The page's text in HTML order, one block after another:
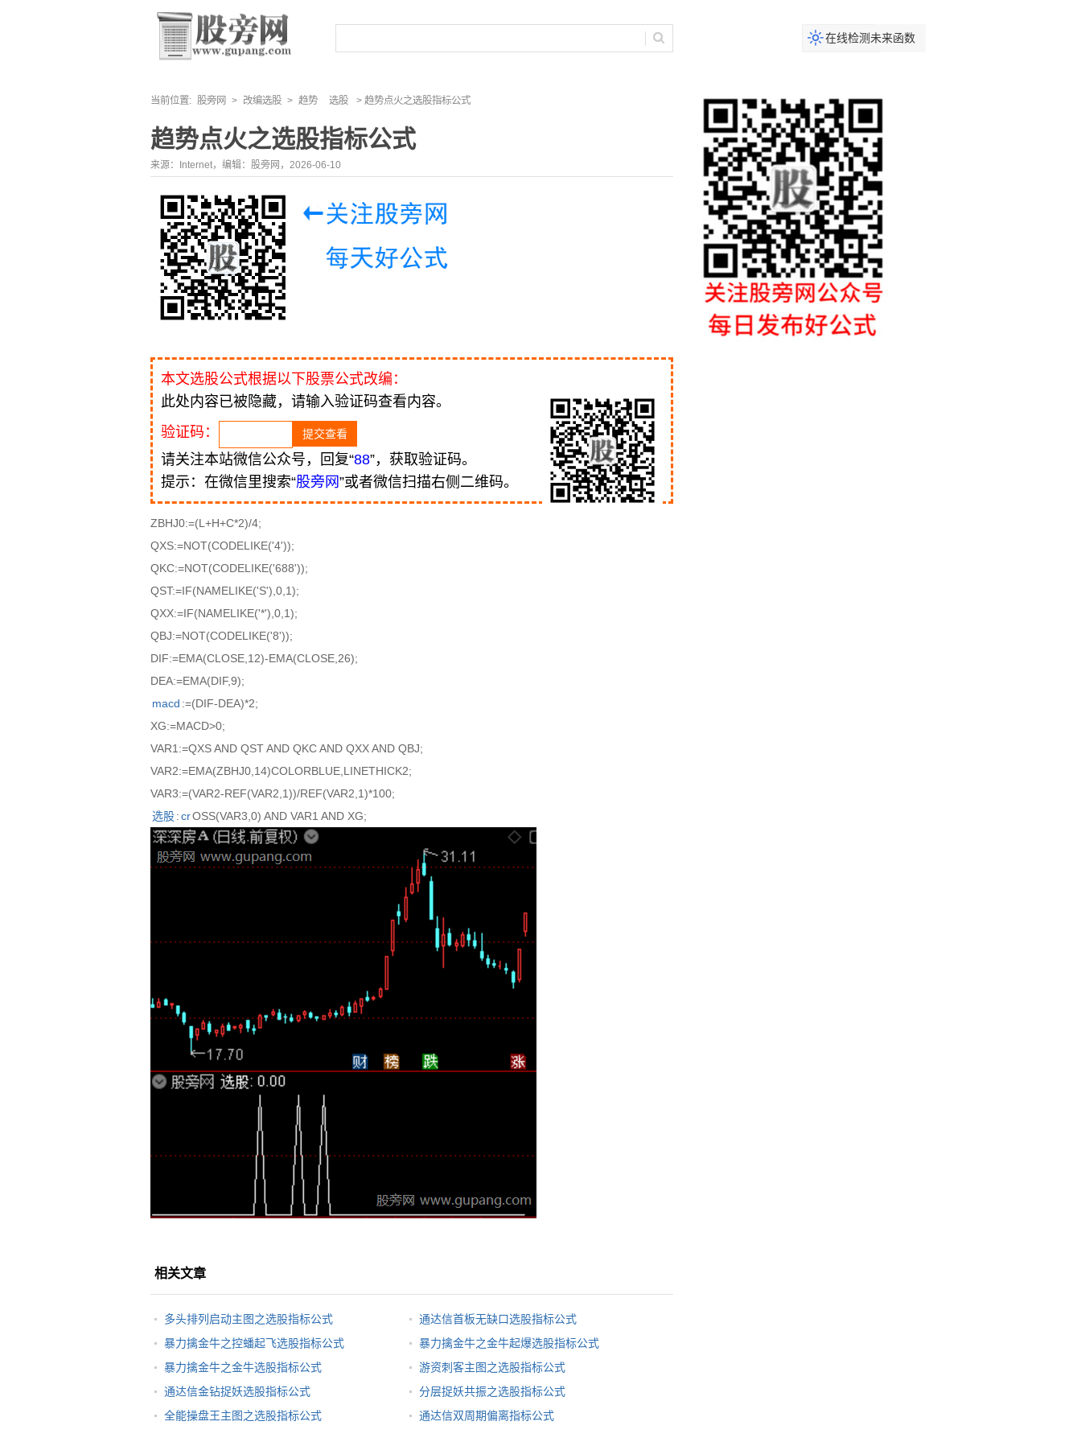
在线检测未来函数
当前位置: 股旁网 > 改编选股 > 趋势 选股 > 趋势点火之选股指标公式
趋势点火之选股指标公式
来源：Internet，编辑：股旁网，2026-06-10
本文选股公式根据以下股票公式改编：
此处内容已被隐藏，请输入验证码查看内容。
验证码：
请关注本站微信公众号，回复“88”，获取验证码。
提示：在微信里搜索“股旁网”或者微信扫描右侧二维码。
ZBHJ0:=(L+H+C*2)/4;
QXS:=NOT(CODELIKE('4'));
QKC:=NOT(CODELIKE('688'));
QST:=IF(NAMELIKE('S'),0,1);
QXX:=IF(NAMELIKE('*'),0,1);
QBJ:=NOT(CODELIKE('8'));
DIF:=EMA(CLOSE,12)-EMA(CLOSE,26);
DEA:=EMA(DIF,9);
macd :=(DIF-DEA)*2;
XG:=MACD>0;
VAR1:=QXS AND QST AND QKC AND QXX AND QBJ;
VAR2:=EMA(ZBHJ0,14)COLORBLUE,LINETHICK2;
VAR3:=(VAR2-REF(VAR2,1))/REF(VAR2,1)*100;
选股:crOSS(VAR3,0) AND VAR1 AND XG;
相关文章
多头排列启动主图之选股指标公式
通达信首板无缺口选股指标公式
暴力擒金牛之控蟠起飞选股指标公式
暴力擒金牛之金牛起爆选股指标公式
暴力擒金牛之金牛选股指标公式
游资刺客主图之选股指标公式
通达信金钻捉妖选股指标公式
分层捉妖共振之选股指标公式
全能操盘王主图之选股指标公式
通达信双周期偏离指标公式